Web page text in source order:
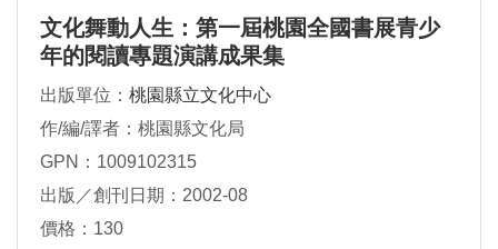
文化舞動人生：第一屆桃園全國書展青少
年的閱讀專題演講成果集
出版單位： 桃園縣立文化中心
作/編/譯者：桃園縣文化局
GPN：1009102315
出版／創刊日期：2002-08
價格：130